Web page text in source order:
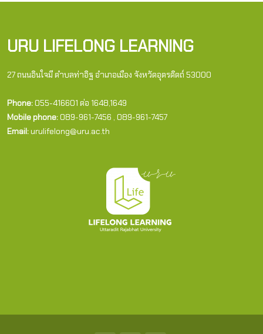
URU LIFELONG LEARNING
27 ถนนอินใจมี ตำบลท่าอิฐ อำเภอเมือง จังหวัดอุตรดิตถ์ 53000
Phone:055-416601 ต่อ 1648,1649
Mobile phone:089-961-7456 , 089-961-7457
Email:urulifelong@uru.ac.th